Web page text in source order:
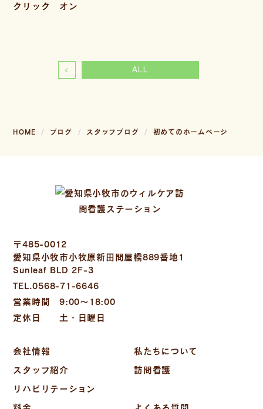
クリック オン
ALL
HOME ブログ スタッフブログ 初めてのホームページ
〒485-0012
愛知県小牧市小牧原新田問屋橋889番地1
Sunleaf BLD 2F-3
TEL.0568-71-6646
営業時間 9:00～18:00
定休日 土・日曜日
会社情報
私たちについて
スタッフ紹介
訪問看護
リハビリテーション